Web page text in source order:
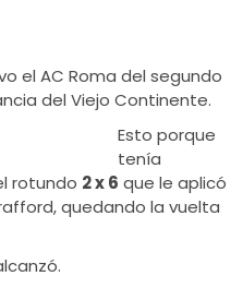
el AC Roma del segundo
del Viejo Continente.
Esto porque
tenía
rotundo 2 x 6 que le aplicó
quedando la vuelta